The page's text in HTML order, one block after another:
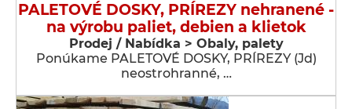
PALETOVÉ DOSKY, PRÍREZY nehranené -
na výrobu paliet, debien a klietok
Prodej / Nabídka > Obaly, palety
Ponúkame PALETOVÉ DOSKY, PRÍREZY (Jd)
neostrohranné, …